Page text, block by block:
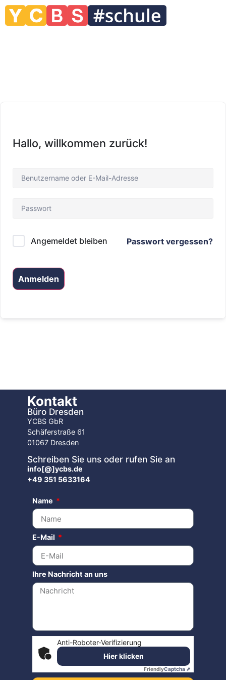
Hallo, willkommen zurück!
Angemeldet bleiben Passwort vergessen?
Anmelden
Kontakt
Büro Dresden
YCBS GbR
Schäferstraße 61
01067 Dresden
Schreiben Sie uns oder rufen Sie an
info[@]ycbs.de
+49 351 5633164
Name
E-Mail
Ihre Nachricht an uns
Anti-Roboter-Verifizierung
Hier klicken
FriendlyCaptcha ⇗